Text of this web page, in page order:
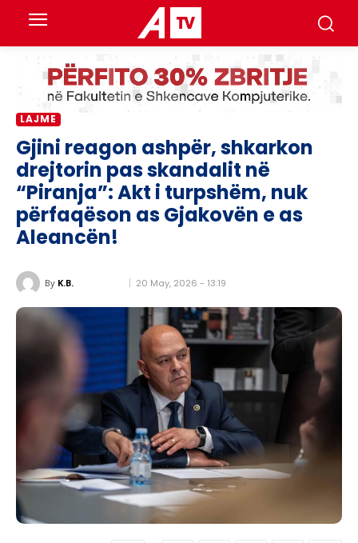
LAJME
Gjini reagon ashpër, shkarkon
drejtorin pas skandalit në
“Piranja”: Akt i turpshëm, nuk
përfaqëson as Gjakovën e as
Aleancën!
By K.B. 20 May, 2026 - 13:19